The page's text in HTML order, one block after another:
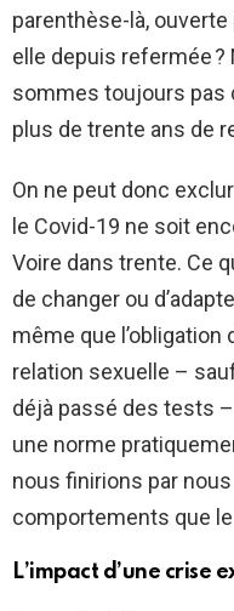
parenthèse-là, ouverte
elle depuis refermée ?
sommes toujours pas
plus de trente ans de
On ne peut donc
le Covid-19 ne soit
Voire dans trente. Ce
de changer ou
même que l’obligation
relation sexuelle –
déjà passé des tests
une norme
nous finirions par
comportements que
L’impact d’une crise